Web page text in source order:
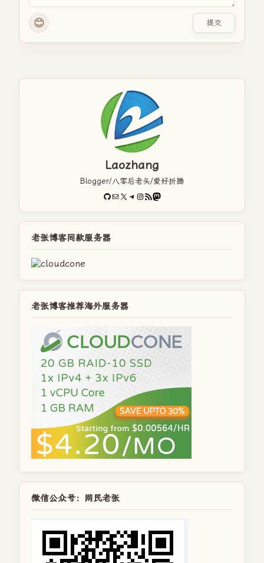
😊 提交
Laozhang
Blogger/八零后老头/爱好折腾
GitHub
电子邮件X Telegram
Instagram
RSS FeedMastodon
老张博客同款服务器
老张博客推荐海外服务器
微信公众号：网民老张